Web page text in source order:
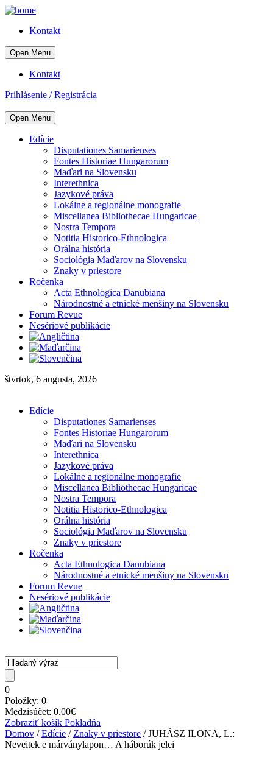
Kontakt
Open Menu
Kontakt
Prihlásenie / Registrácia
Open Menu
Edície
Disputationes Samarienses
Fontes Historiae Hungarorum
Maďari na Slovensku
Interethnica
Jazykové práva
Lokálne a regionálne monografie
Miscellanea Bibliothecae Hungaricae
Nostra Tempora
Notitia Historico-Ethnologica
Orálna história
Sociológia Maďarov na Slovensku
Znaky v priestore
Ročenka
Acta Ethnologica Danubiana
Národnostné a etnické menšiny na Slovensku
Forum Revue
Nesériové publikácie
štvrtok, 6 augusta, 2026
Edície
Disputationes Samarienses
Fontes Historiae Hungarorum
Maďari na Slovensku
Interethnica
Jazykové práva
Lokálne a regionálne monografie
Miscellanea Bibliothecae Hungaricae
Nostra Tempora
Notitia Historico-Ethnologica
Orálna história
Sociológia Maďarov na Slovensku
Znaky v priestore
Ročenka
Acta Ethnologica Danubiana
Národnostné a etnické menšiny na Slovensku
Forum Revue
Nesériové publikácie
0
Položky: 0
Medzisúčet: 0.00€
Zobraziť košík Pokladňa
Domov /Edície / Znaky v priestore / JUHÁSZ ILONA, L.:
Neveitek e márványlapon… A háborúk jelei